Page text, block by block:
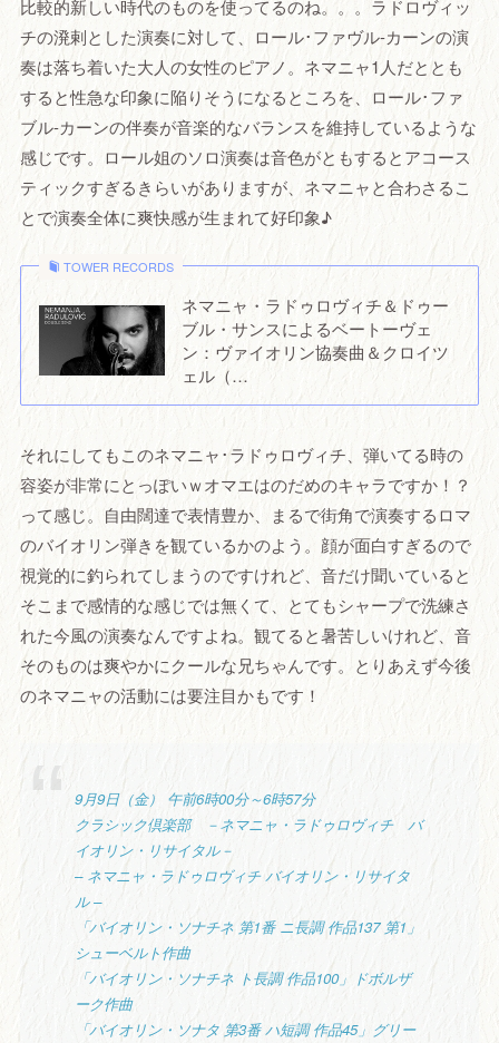
比較的新しい時代のものを使ってるのね。。。ラドロヴィッ
チの溌剌とした演奏に対して、ロール･ファヴル-カーンの演
奏は落ち着いた大人の女性のピアノ。ネマニャ1人だととも
すると性急な印象に陥りそうになるところを、ロール･ファ
ブル-カーンの伴奏が音楽的なバランスを維持しているような
感じです。ロール姐のソロ演奏は音色がともするとアコース
ティックすぎるきらいがありますが、ネマニャと合わさるこ
とで演奏全体に爽快感が生まれて好印象♪
TOWER RECORDS
ネマニャ・ラドゥロヴィチ＆ドゥー
ブル・サンスによるベートーヴェ
ン：ヴァイオリン協奏曲＆クロイツ
ェル（…
それにしてもこのネマニャ･ラドゥロヴィチ、弾いてる時の
容姿が非常にとっぽいｗオマエはのだめのキャラですか！？
って感じ。自由闊達で表情豊か、まるで街角で演奏するロマ
のバイオリン弾きを観ているかのよう。顔が面白すぎるので
視覚的に釣られてしまうのですけれど、音だけ聞いていると
そこまで感情的な感じでは無くて、とてもシャープで洗練さ
れた今風の演奏なんですよね。観てると暑苦しいけれど、音
そのものは爽やかにクールな兄ちゃんです。とりあえず今後
のネマニャの活動には要注目かもです！
9月9日（金） 午前6時00分～6時57分
クラシック倶楽部 －ネマニャ・ラドゥロヴィチ バ
イオリン・リサイタル－
– ネマニャ・ラドゥロヴィチ バイオリン・リサイタ
ル –
「バイオリン・ソナチネ 第1番 ニ長調 作品137 第1」
シューベルト作曲
「バイオリン・ソナチネ ト長調 作品100」ドボルザ
ーク作曲
「バイオリン・ソナタ 第3番 ハ短調 作品45」グリー